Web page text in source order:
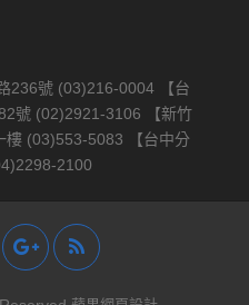
236號 (03)216-0004 【台
號 (02)2921-3106 【新竹
樓 (03)553-5083 【台中分
2100